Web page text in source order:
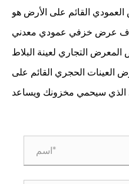
المكتب الحديثة
القائم على الأرض هو
والمعارض الحديثة
عرض خزفي عمودي معدني
لمتجرك
التجاري لعينة البلاط
لصالات العرض الحديثة
الحجري القائم على
الأرضية لشركتك
سيحمي مخزونك ويساعد